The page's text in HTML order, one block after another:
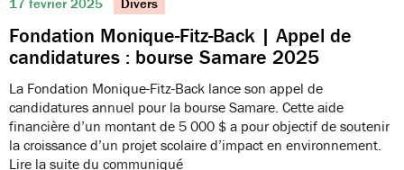
Fondation Monique-Fitz-Back | Appel de
candidatures : bourse Samare 2025
La Fondation Monique-Fitz-Back lance son appel de
candidatures annuel pour la bourse Samare. Cette aide
financière d’un montant de 5 000 $ a pour objectif de soutenir
la croissance d’un projet scolaire d’impact en environnement.
Lire la suite du communiqué